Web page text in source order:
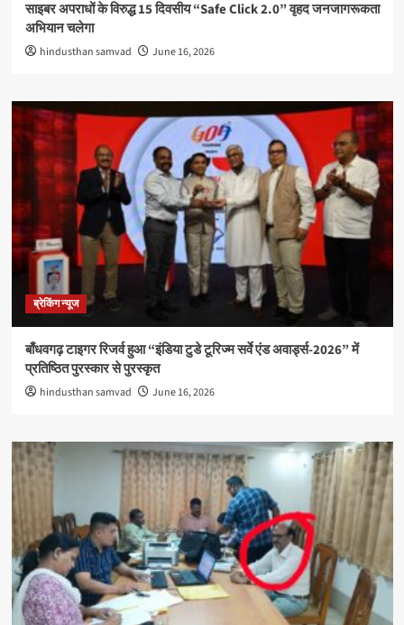
साइबर अपराधों के विरुद्ध 15 दिवसीय “Safe Click 2.0” वृहद जनजागरूकता
अभियान चलेगा
hindusthan samvad June 16, 2026
ब्रेकिंग न्यूज
बाँधवगढ़ टाइगर रिजर्व हुआ “इंडिया टुडे टूरिज्म सर्वे एंड अवार्ड्स-2026” में
प्रतिष्ठित पुरस्कार से पुरस्कृत
hindusthan samvad June 16, 2026